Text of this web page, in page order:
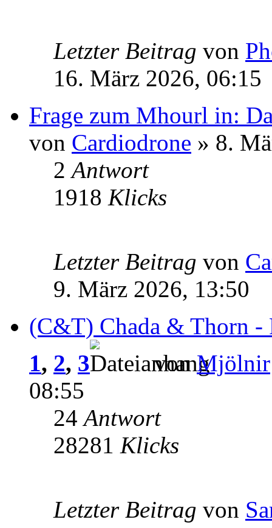
Letzter Beitrag von
16. März 2026, 06:15
Frage zum Mhourl in:
von Cardiodrone » 8.
2Antwort
1918 Klicks
Letzter Beitrag von
9. März 2026, 13:50
(C&T) Chada & Thorn -
1, 2, 3 vonMjölnir
08:55
24Antwort
28281 Klicks
Letzter Beitrag von